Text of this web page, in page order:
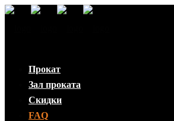
Прокат
Зал проката
Скидки
FAQ